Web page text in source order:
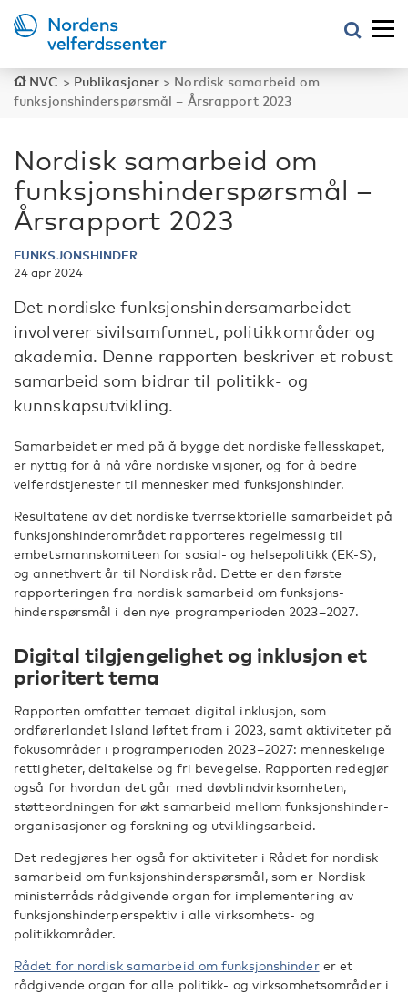
NVC > Publikasjoner > Nordisk samarbeid om
funksjonshinderspørsmål – Årsrapport 2023
Nordisk samarbeid om
funksjonshinderspørsmål –
Årsrapport 2023
FUNKSJONSHINDER
24 apr 2024
Det nordiske funksjonshindersamarbeidet
involverer sivilsamfunnet, politikkområder og
akademia. Denne rapporten beskriver et robust
samarbeid som bidrar til politikk- og
kunnskapsutvikling.
Samarbeidet er med på å bygge det nordiske fellesskapet,
er nyttig for å nå våre nordiske visjoner, og for å bedre
velferdstjenester til mennesker med funksjonshinder.
Resultatene av det nordiske tverrsektorielle samarbeidet på
funksjonshinderområdet rapporteres regelmessig til
embetsmannskomiteen for sosial- og helsepolitikk (EK-S),
og annethvert år til Nordisk råd. Dette er den første
rapporteringen fra nordisk samarbeid om funksjons­
hinderspørsmål i den nye programperioden 2023–2027.
Digital tilgjengelighet og inklusjon et
prioritert tema
Rapporten omfatter temaet digital inklusjon, som
ordførerlandet Island løftet fram i 2023, samt aktiviteter på
fokusområder i programperioden 2023–2027: menneskelige
rettigheter, deltakelse og fri bevegelse. Rapporten redegjør
også for hvordan det går med døvblindvirksomheten,
støtteordningen for økt samarbeid mellom funksjonshinder­
organisasjoner og forskning og utviklingsarbeid.
Det redegjøres her også for aktiviteter i Rådet for nordisk
samarbeid om funksjonshinderspørsmål, som er Nordisk
ministerråds rådgivende organ for implementering av
funksjonshinder­perspektiv i alle virksomhets- og
politikkområder.
Rådet for nordisk samarbeid om funksjonshinderer et
rådgivende organ for alle politikk- og virksomhetsområder i